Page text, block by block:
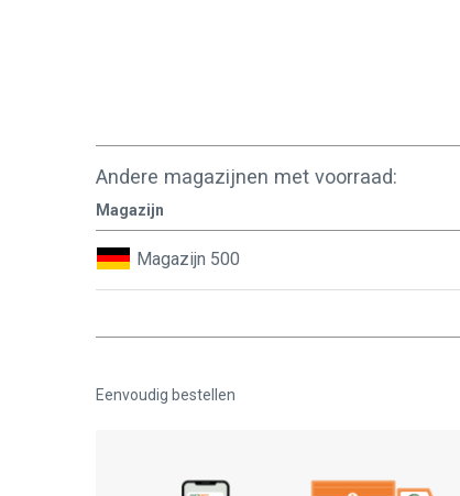
Andere magazijnen met voorraad:
Magazijn
Magazijn 500
Eenvoudig bestellen